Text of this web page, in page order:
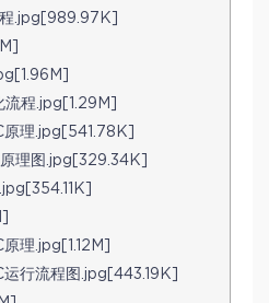
.jpg[989.97K]
程.jpg[1.29M]
理.jpg[541.78K]
理图.jpg[329.34K]
理.jpg[1.12M]
行流程图.jpg[443.19K]